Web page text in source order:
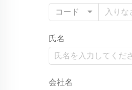
コード
氏名
会社名